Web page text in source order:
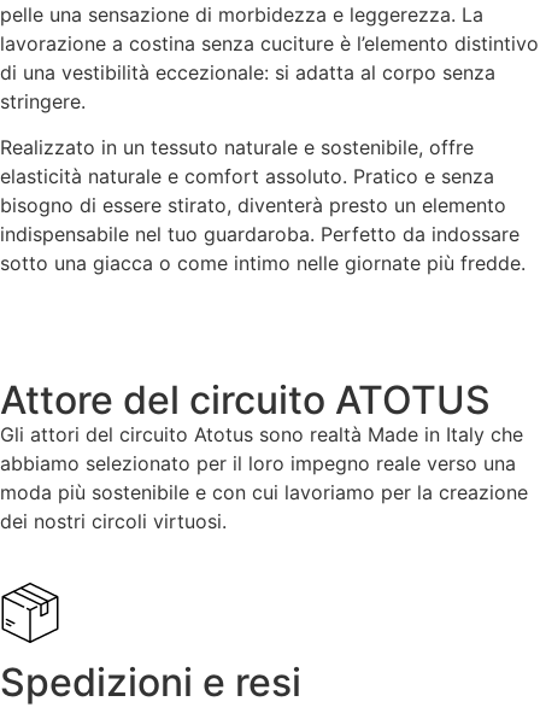
pelle una sensazione di morbidezza e leggerezza. La
lavorazione a costina senza cuciture è l’elemento distintivo
di una vestibilità eccezionale: si adatta al corpo senza
stringere.
Realizzato in un tessuto naturale e sostenibile, offre
elasticità naturale e comfort assoluto. Pratico e senza
bisogno di essere stirato, diventerà presto un elemento
indispensabile nel tuo guardaroba. Perfetto da indossare
sotto una giacca o come intimo nelle giornate più fredde.
Attore del circuito ATOTUS
Gli attori del circuito Atotus sono realtà Made in Italy che
abbiamo selezionato per il loro impegno reale verso una
moda più sostenibile e con cui lavoriamo per la creazione
dei nostri circoli virtuosi.
Spedizioni e resi